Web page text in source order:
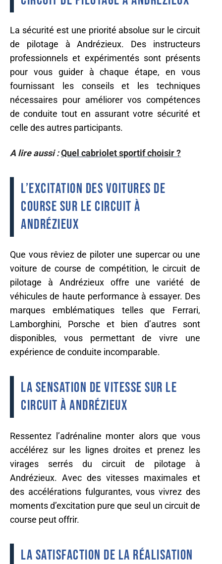
La sécurité est une priorité absolue sur le circuit
de pilotage à Andrézieux. Des instructeurs
professionnels et expérimentés sont présents
pour vous guider à chaque étape, en vous
fournissant les conseils et les techniques
nécessaires pour améliorer vos compétences
de conduite tout en assurant votre sécurité et
celle des autres participants.
A lire aussi :Quel cabriolet sportif choisir ?
L’excitation des voitures de
course sur le circuit à
Andrézieux
Que vous rêviez de piloter une supercar ou une
voiture de course de compétition, le circuit de
pilotage à Andrézieux offre une variété de
véhicules de haute performance à essayer. Des
marques emblématiques telles que Ferrari,
Lamborghini, Porsche et bien d’autres sont
disponibles, vous permettant de vivre une
expérience de conduite incomparable.
La sensation de vitesse sur le
circuit à Andrézieux
Ressentez l’adrénaline monter alors que vous
accélérez sur les lignes droites et prenez les
virages serrés du circuit de pilotage à
Andrézieux. Avec des vitesses maximales et
des accélérations fulgurantes, vous vivrez des
moments d’excitation pure que seul un circuit de
course peut offrir.
La satisfaction de la réalisation